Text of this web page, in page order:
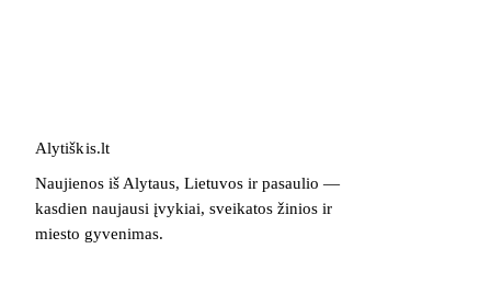
Alytiškis.lt
Naujienos iš Alytaus, Lietuvos ir pasaulio —
kasdien naujausi įvykiai, sveikatos žinios ir
miesto gyvenimas.